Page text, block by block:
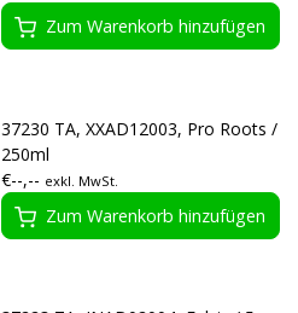
Zum Warenkorb hinzufügen
37230 TA, XXAD12003, Pro Roots /
250ml
€--,-- exkl. MwSt.
Zum Warenkorb hinzufügen